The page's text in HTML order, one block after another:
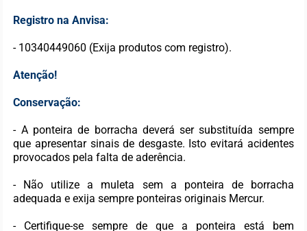
Registro na Anvisa:
- 10340449060 (Exija produtos com registro).
Atenção!
Conservação:
- A ponteira de borracha deverá ser substituída sempre
que apresentar sinais de desgaste. Isto evitará acidentes
provocados pela falta de aderência.
- Não utilize a muleta sem a ponteira de borracha
adequada e exija sempre ponteiras originais Mercur.
- Certifique-se sempre de que a ponteira está bem